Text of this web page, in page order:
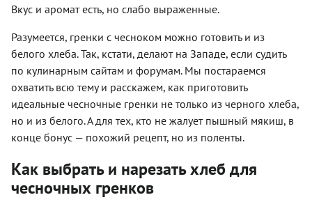
Вкус и аромат есть, но слабо выраженные.
Разумеется, гренки с чесноком можно готовить и из
белого хлеба. Так, кстати, делают на Западе, если судить
по кулинарным сайтам и форумам. Мы постараемся
охватить всю тему и расскажем, как приготовить
идеальные чесночные гренки не только из черного хлеба,
но и из белого. А для тех, кто не жалует пышный мякиш, в
конце бонус — похожий рецепт, но из поленты.
Как выбрать и нарезать хлеб для
чесночных гренков